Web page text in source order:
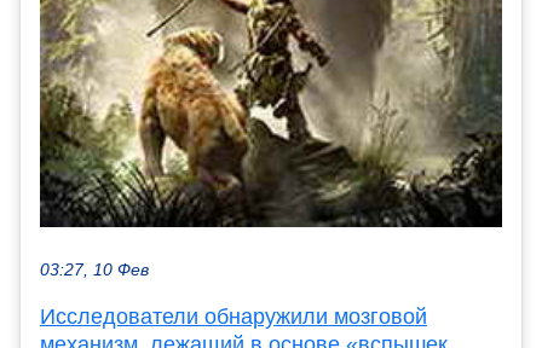
03:27, 10 Фев
Исследователи обнаружили мозговой